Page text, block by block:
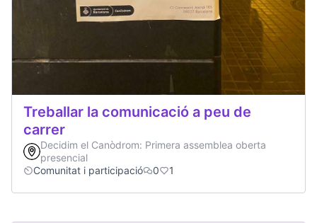
Treballar la comunicació a peu de
carrer
Decidim el Canòdrom: Primera assemblea oberta
presencial
Comunitat i participació
0 1